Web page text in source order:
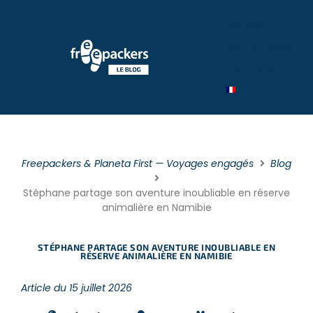
Freepackers & Planeta First — Voyages engagés Blog
Stéphane partage son aventure inoubliable en réserve
animalière en Namibie
STÉPHANE PARTAGE SON AVENTURE INOUBLIABLE EN
RÉSERVE ANIMALIÈRE EN NAMIBIE
Article du 15 juillet 2026